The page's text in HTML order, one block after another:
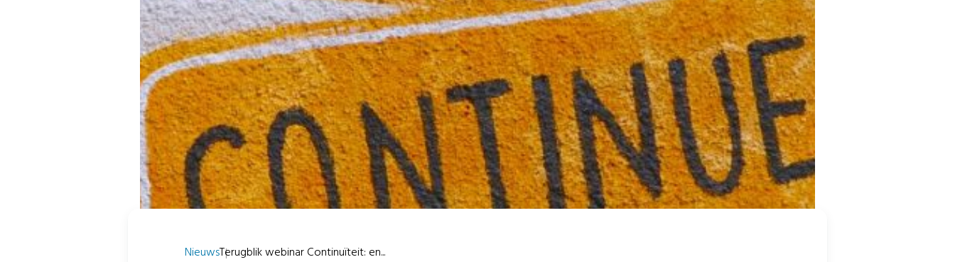
NieuwsTerugblik webinar Continuïteit: en...